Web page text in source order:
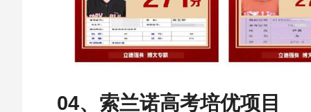
04、索兰诺高考培优项目